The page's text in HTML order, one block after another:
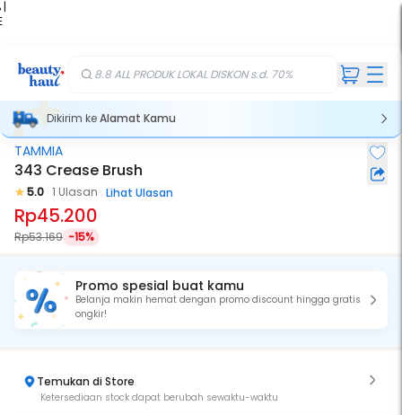
|
8.8 ALL PRODUK LOKAL DISKON s.d. 70%
Dikirim keAlamat Kamu
TAMMIA
343 Crease Brush
5.0 1 Ulasan Lihat Ulasan
Rp45.200
Rp53.169 -15%
Promo spesial buat kamu
Belanja makin hemat dengan promo discount hingga gratis
ongkir!
Temukan di Store
Ketersediaan stock dapat berubah sewaktu-waktu